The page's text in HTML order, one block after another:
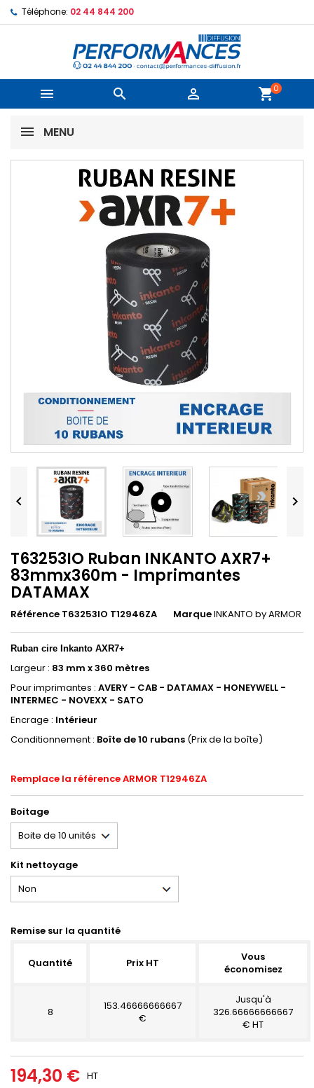
Téléphone: 02 44 844 200
   shopping_cart0
MENU
 
T63253IO Ruban INKANTO AXR7+
83mmx360m - Imprimantes
DATAMAX
Référence T63253IO T12946ZA MarqueINKANTO by ARMOR
Ruban cire Inkanto AXR7+
Largeur : 83 mm x 360 mètres
Pour imprimantes : AVERY - CAB - DATAMAX - HONEYWELL -
INTERMEC - NOVEXX - SATO
Encrage : Intérieur
Conditionnement : Boîte de 10 rubans (Prix de la boîte)
Remplace la référence ARMOR T12946ZA
Boitage
Kit nettoyage
Remise sur la quantité
Quantité Prix HT
Vous
économisez
8
153.46666666667
€
Jusqu'à
326.66666666667
€ HT
194,30 € HT